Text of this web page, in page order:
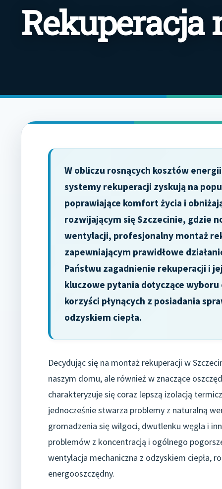
Rekuperacja
W obliczu rosnących kosztów
systemy rekuperacji zyskują na
poprawiające komfort życia i
rozwijającym się Szczecinie, gdzie
wentylacji, profesjonalny montaż
zapewniającym prawidłowe
Państwu zagadnienie rekuperacji i
kluczowe pytania dotyczące
korzyści płynących z posiadania
odzyskiem ciepła.
Decydując się na montaż rekuperacji w
naszym domu, ale również w znaczące
charakteryzuje się coraz lepszą izolacją
jednocześnie stwarza problemy z naturalną
gromadzenia się wilgoci, dwutlenku węgla i
problemów z koncentracją i ogólnego
wentylacja mechaniczna z odzyskiem ciepła,
energooszczędny.